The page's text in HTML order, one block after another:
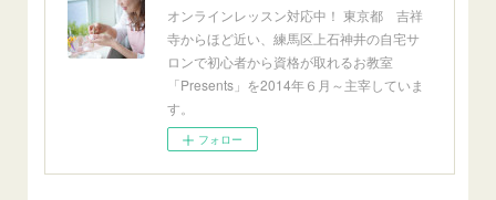
オンラインレッスン対応中！ 東京都 吉祥
寺からほど近い、練馬区上石神井の自宅サ
ロンで初心者から資格が取れるお教室
「Presents」を2014年６月～主宰していま
す。
フォロー